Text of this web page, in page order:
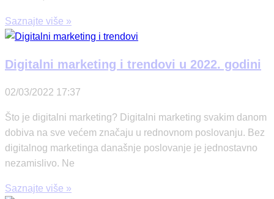
Saznajte više »
Digitalni marketing i trendovi u 2022. godini
02/03/2022 17:37
Što je digitalni marketing? Digitalni marketing svakim danom
dobiva na sve većem značaju u rednovnom poslovanju. Bez
digitalnog marketinga današnje poslovanje je jednostavno
nezamislivo. Ne
Saznajte više »